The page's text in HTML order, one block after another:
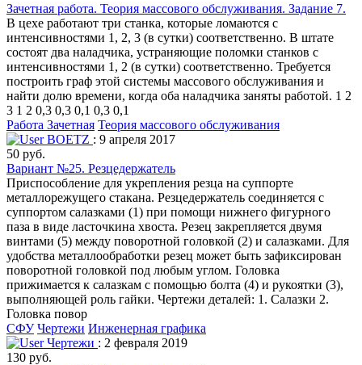
Зачетная работа. Теория массового обслуживания. Задание 7.
В цехе работают три станка, которые ломаются с
интенсивностями 1, 2, 3 (в сутки) соответственно. В штате
состоят два наладчика, устраняющие поломки станков с
интенсивностями 1, 2 (в сутки) соответственно. Требуется
построить граф этой системы массового обслуживания и
найти долю времени, когда оба наладчика заняты работой. 1 2
3 1 2 0,3 0,3 0,1 0,3 0,1
Работа Зачетная Теория массового обслуживания
BOETZ : 9 апреля 2017
50 руб.
Вариант №25. Резцедержатель
Приспособление для укрепления резца на суппорте
металлорежущего стакана. Резцедержатель соединяется с
суппортом салазками (1) при помощи нижнего фигурного
паза в виде ласточкина хвоста. Резец закрепляется двумя
винтами (5) между поворотной головкой (2) и салазками. Для
удобства металлообработки резец может быть зафиксирован
поворотной головкой под любым углом. Головка
прижимается к салазкам с помощью болта (4) и рукоятки (3),
выполняющей роль гайки. Чертежи деталей: 1. Салазки 2.
Головка повор
СФУ Чертежи Инженерная графика
Чертежи : 2 февраля 2019
130 руб.